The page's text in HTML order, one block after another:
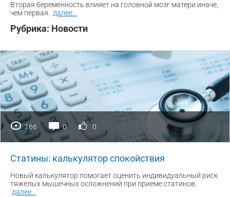
Вторая беременность влияет на головной мозг матери иначе,
чем первая.
далее
Рубрика: Новости
166 0 0
Статины: калькулятор спокойствия
Новый калькулятор помогает оценить индивидуальный риск
тяжелых мышечных осложнений при приеме статинов.
далее